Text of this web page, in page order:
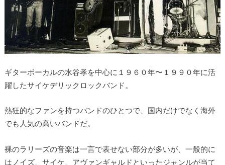
ギターボーカルの水谷孝を中心に１９６０年〜１９９０年に活
躍したサイケデリックロックバンド。
熱狂的なファンを持つバンドのひとつで、国内だけでなく海外
でも人気の高いバンドだ。
裸のラリーズの音楽は一言で表せない部分が多いが、一般的に
はノイズ、サイケ、アヴァンギャルドといったジャンルが当て